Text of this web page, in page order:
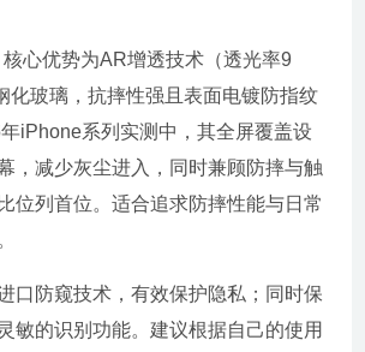
心优势为AR增透技术（透光率9
化玻璃，抗摔性强且表面电镀防指纹
iPhone系列实测中，其全屏覆盖设
，减少灰尘进入，同时兼顾防摔与触
位列首位。适合追求防摔性能与日常
口防窥技术，有效保护隐私；同时保
敏的识别功能。建议根据自己的使用